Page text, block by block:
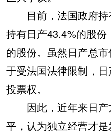
目前，法国政府持
持有日产43.4%的股
的股份。虽然日产总
于受法国法律限制，
投票权。
因此，近年来日产
平，认为独立经营才